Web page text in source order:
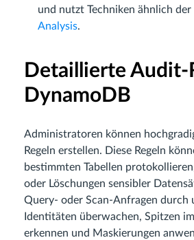
und nutzt Techniken ähnlich der
Analysis.
Detaillierte Audit-
DynamoDB
Administratoren können
Regeln erstellen. Diese Regeln
bestimmten Tabellen
oder Löschungen sensibler
Query- oder Scan-Anfragen durch
Identitäten überwachen, Spitzen
erkennen und Maskierungen